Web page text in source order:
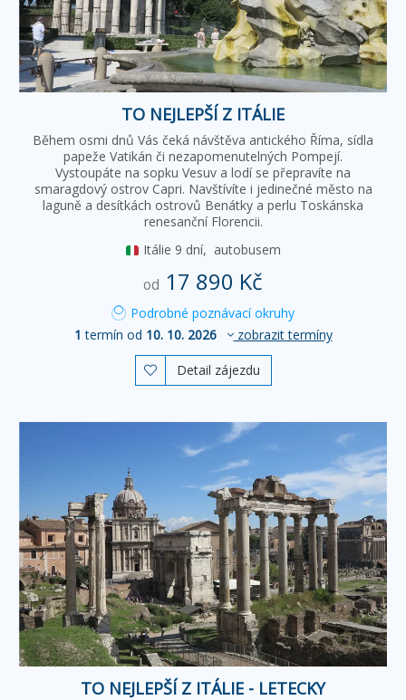
TO NEJLEPŠÍ Z ITÁLIE
Během osmi dnů Vás čeká návštěva antického Říma, sídla
papeže Vatikán či nezapomenutelných Pompejí.
Vystoupáte na sopku Vesuv a lodí se přepravíte na
smaragdový ostrov Capri. Navštívíte i jedinečné město na
laguně a desítkách ostrovů Benátky a perlu Toskánska
renesanční Florencii.
Itálie 9 dní, autobusem
od 17 890 Kč
Podrobné poznávací okruhy
1 termín od 10. 10. 2026 zobrazit termíny
 Detail zájezdu
TO NEJLEPŠÍ Z ITÁLIE - LETECKY